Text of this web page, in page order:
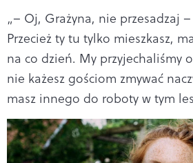
„– Oj, Grażyna, nie przesadzaj
Przecież ty tu tylko mieszkasz,
na co dzień. My przyjechaliśmy
nie każesz gościom zmywać
masz innego do roboty w tym